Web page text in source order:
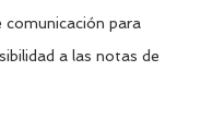
comunicación para
a las notas de